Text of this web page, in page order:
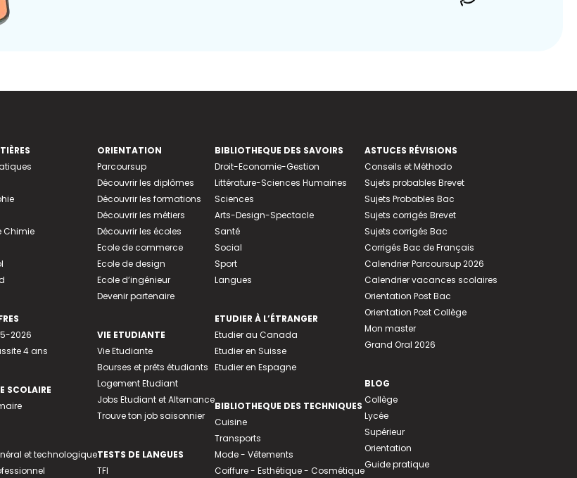
Chimie
2026
4 ans
SCOLAIRE
et technologique
ORIENTATION
Parcoursup
Découvrir les diplômes
Découvrir les formations
Découvrir les métiers
Découvrir les écoles
Ecole de commerce
Ecole de design
Ecole d’ingénieur
Devenir partenaire
VIE ETUDIANTE
Vie Etudiante
Bourses et prêts étudiants
Logement Etudiant
Jobs Etudiant et Alternance
Trouve ton job saisonnier
TESTS DE LANGUES
TFI
BIBLIOTHEQUE DES SAVOIRS
Droit-Economie-Gestion
Littérature-Sciences Humaines
Sciences
Arts-Design-Spectacle
Santé
Social
Sport
Langues
ETUDIER À L’ÉTRANGER
Etudier au Canada
Etudier en Suisse
Etudier en Espagne
BIBLIOTHEQUE DES TECHNIQUES
Cuisine
Transports
Mode - Vêtements
Coiffure - Esthétique - Cosmétique
ASTUCES RÉVISIONS
Conseils et Méthodo
Sujets probables Brevet
Sujets Probables Bac
Sujets corrigés Brevet
Sujets corrigés Bac
Corrigés Bac de Français
Calendrier Parcoursup 2026
Calendrier vacances scolaires
Orientation Post Bac
Orientation Post Collège
Mon master
Grand Oral 2026
BLOG
Collège
Lycée
Supérieur
Orientation
Guide pratique